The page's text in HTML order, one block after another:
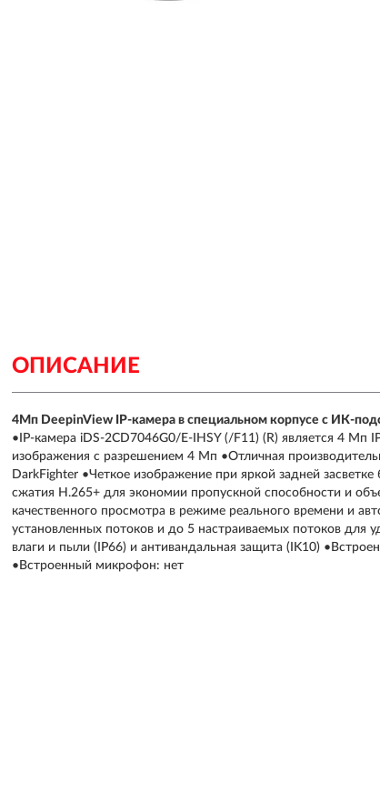
ОПИСАНИЕ
4Мп DeepinView IP-камера в специальном корпусе с ИК-
•IP-камера iDS-2CD7046G0/E-IHSY (/F11) (R) является 4 Мп
изображения с разрешением 4 Мп •Отличная
DarkFighter •Четкое изображение при яркой задней
сжатия H.265+ для экономии пропускной способности и
качественного просмотра в режиме реального времени и
установленных потоков и до 5 настраиваемых потоков для
влаги и пыли (IP66) и антивандальная защита (IK10)
•Встроенный микрофон: нет